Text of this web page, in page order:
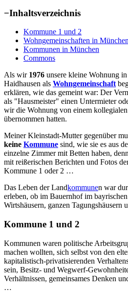
−Inhaltsverzeichnis
Kommune 1 und 2
Wohngemeinschaften in
Kommunen in München
Commons
Als wir 1976 unsere kleine Wohnung
Haidhausen als Wohngemeinschaft
erklären, wie das gemeint war: Der
als "Hausmeister" einen Untermieter
wir die Wohnung von einem
übernommen hatten.
Meiner Kleinstadt-Mutter gegenüber
keine Kommune sind, wie sie es aus
einzelne Zimmer mit Betten haben,
mit reißerischen Berichten und Fotos
Kommune 1 oder 2 …
Das Leben der Landkommunen war
erleben, ob im Bauernhof im
Wirtshäusern, ganzen
Kommune 1 und 2
Kommunen waren politische
machen wollten, sich selbst von den
kapitalistisch-privatisierenden
sein, Besitz- und Wegwerf-
Verhältnissen, gemeinsames Denken
…